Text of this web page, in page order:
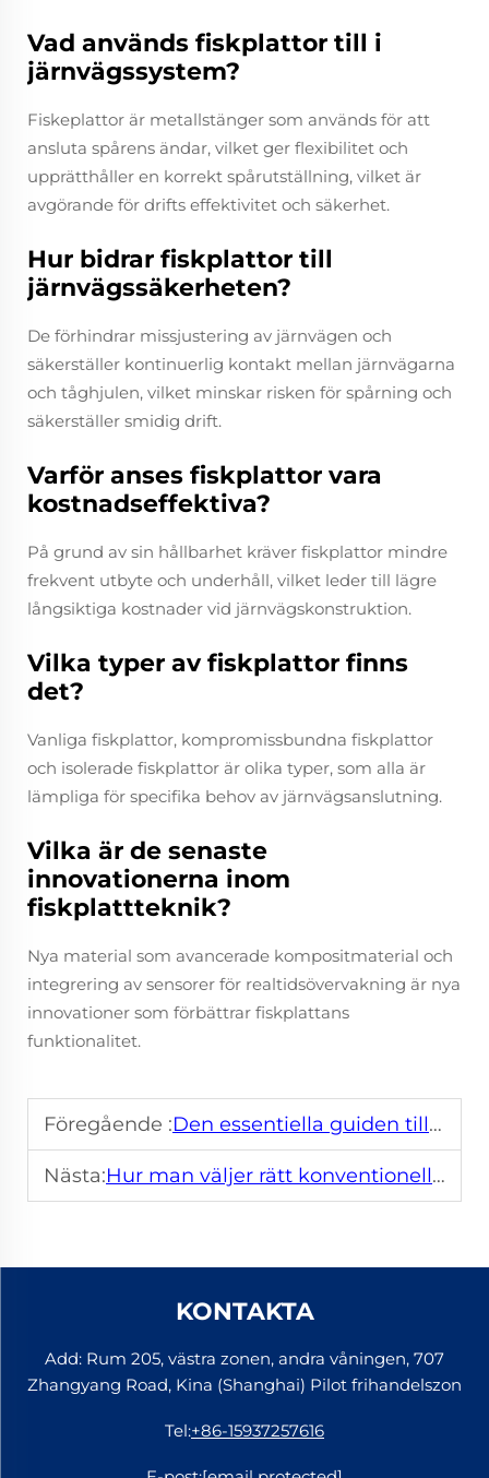
Vad används fiskplattor till i
järnvägssystem?
Fiskeplattor är metallstänger som används för att
ansluta spårens ändar, vilket ger flexibilitet och
upprätthåller en korrekt spårutställning, vilket är
avgörande för drifts effektivitet och säkerhet.
Hur bidrar fiskplattor till
järnvägssäkerheten?
De förhindrar missjustering av järnvägen och
säkerställer kontinuerlig kontakt mellan järnvägarna
och tåghjulen, vilket minskar risken för spårning och
säkerställer smidig drift.
Varför anses fiskplattor vara
kostnadseffektiva?
På grund av sin hållbarhet kräver fiskplattor mindre
frekvent utbyte och underhåll, vilket leder till lägre
långsiktiga kostnader vid järnvägskonstruktion.
Vilka typer av fiskplattor finns
det?
Vanliga fiskplattor, kompromissbundna fiskplattor
och isolerade fiskplattor är olika typer, som alla är
lämpliga för specifika behov av järnvägsanslutning.
Vilka är de senaste
innovationerna inom
fiskplattteknik?
Nya material som avancerade kompositmaterial och
integrering av sensorer för realtidsövervakning är nya
innovationer som förbättrar fiskplattans
funktionalitet.
Föregående :Den essentiella guiden till fiskplattor för järnvägsspår
Nästa:Hur man väljer rätt konventionell järnvägsfäste för sin budget
KONTAKTA
Add: Rum 205, västra zonen, andra våningen, 707
Zhangyang Road, Kina (Shanghai) Pilot frihandelszon
Tel:+86-15937257616